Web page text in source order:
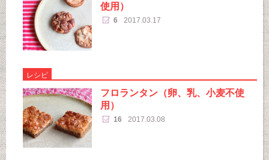
使用）
6 2017.03.17
レシピ
フロランタン（卵、乳、小麦不使
用）
16 2017.03.08